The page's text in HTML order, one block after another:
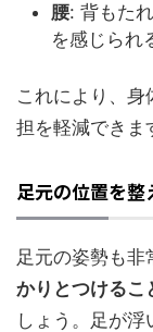
腰: 背もた
を感じられ
これにより、身
担を軽減できま
足元の位置を整
足元の姿勢も非
かりとつけるこ
しょう。足が